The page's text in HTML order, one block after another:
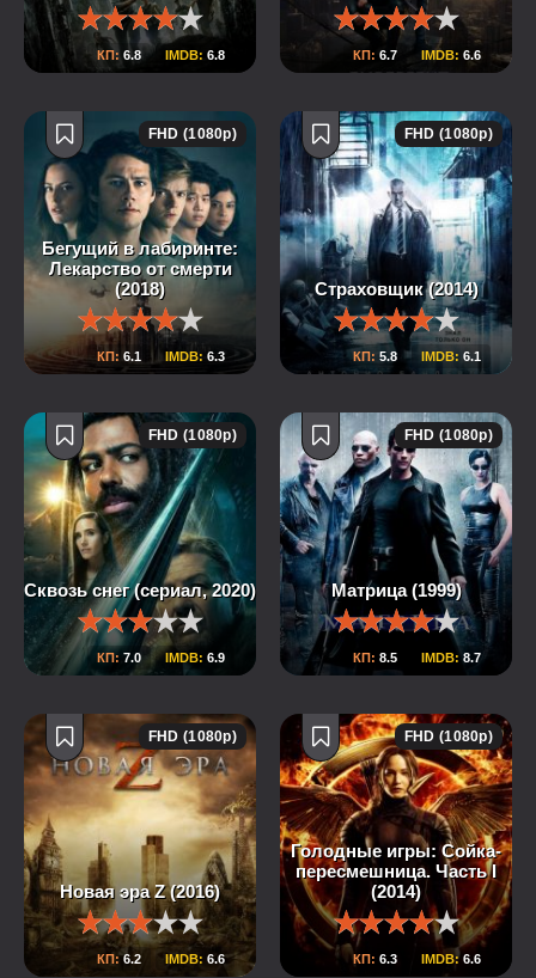
КП: 6.8 IMDB: 6.8 КП: 6.7 IMDB: 6.6
Бегущий в лабиринте:
Лекарство от смерти
(2018)
КП: 6.1 IMDB: 6.3
FHD (1080p)
Страховщик (2014)
КП: 5.8 IMDB: 6.1
FHD (1080p)
Сквозь снег (сериал, 2020)
КП: 7.0 IMDB: 6.9
FHD (1080p)
Матрица (1999)
КП: 8.5 IMDB:8.7
FHD (1080p)
Новая эра Z (2016)
КП:6.2 IMDB: 6.6
FHD (1080p)
Голодные игры: Сойка-
пересмешница. Часть I
(2014)
КП: 6.3 IMDB:6.6
FHD (1080p)